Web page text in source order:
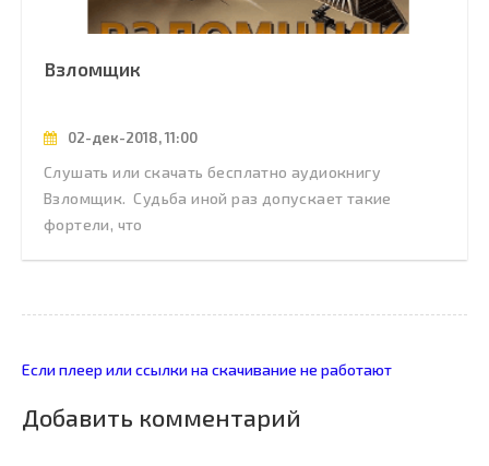
Взломщик
02-дек-2018, 11:00
Слушать или скачать бесплатно аудиокнигу
Взломщик. Судьба иной раз допускает такие
фортели, что
Если плеер или ссылки на скачивание не работают
Добавить комментарий